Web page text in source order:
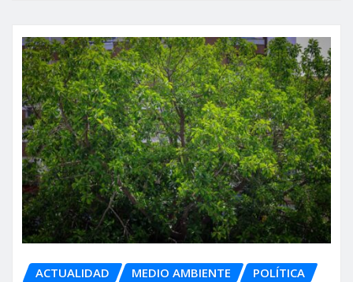
ACTUALIDAD MEDIO AMBIENTE POLÍTICA